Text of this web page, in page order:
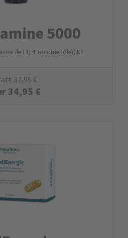
5000
E3; 4 Tocotrienole), K2
37,95€
34,95 €